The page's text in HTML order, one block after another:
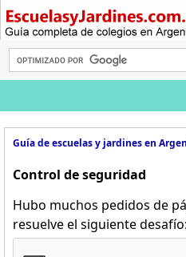
Guía de escuelas y jardines en
Control de seguridad
Hubo muchos pedidos de
resuelve el siguiente desafío: